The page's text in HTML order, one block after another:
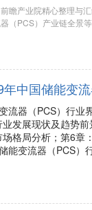
瞻产业院精心整理与
（PCS）产业链全景
中国储能变
流器（PCS）行业
发展现状及趋势
格局分析；第6章
能变流器（PCS）